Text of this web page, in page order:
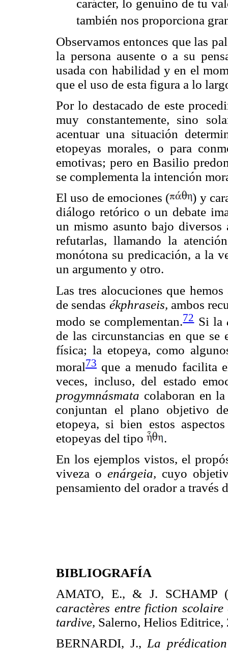
carácter, lo genuino de tu
también nos proporciona
Observamos entonces que las
la persona ausente o a su
usada con habilidad y en el
que el uso de esta figura a lo
Por lo destacado de este
muy constantemente, sino
acentuar una situación
etopeyas morales, o para
emotivas; pero en Basilio
se complementa la intención
El uso de emociones (
) y
diálogo retórico o un debate
un mismo asunto bajo diversos
refutarlas, llamando la
monótona su predicación, a la
un argumento y otro.
Las tres alocuciones que
de sendas ékphraseis, ambos
modo se complementan.72Si la
de las circunstancias en que se
física; la etopeya, como
moral73 que a menudo facilita
veces, incluso, del estado
progymnásmata colaboran en
conjuntan el plano objetivo
etopeya, si bien estos
etopeyas del tipo
.
En los ejemplos vistos, el
viveza o enárgeia, cuyo
pensamiento del orador a través
BIBLIOGRAFÍA
AMATO, E., & J. SCHAMP
caractères entre fiction
tardive, Salerno, Helios
BERNARDI, J., La